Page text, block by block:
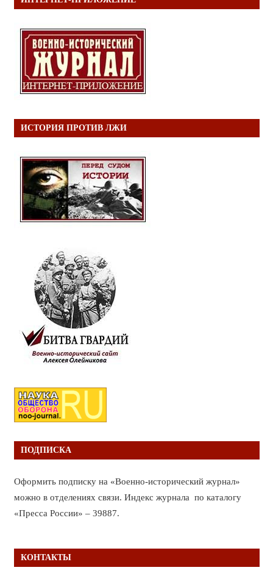
ИСТОРИЯ ПРОТИВ ЛЖИ
ПОДПИСКА
Оформить подписку на «Военно-исторический журнал»
можно в отделениях связи. Индекс журнала по каталогу
«Пресса России» – 39887.
КОНТАКТЫ